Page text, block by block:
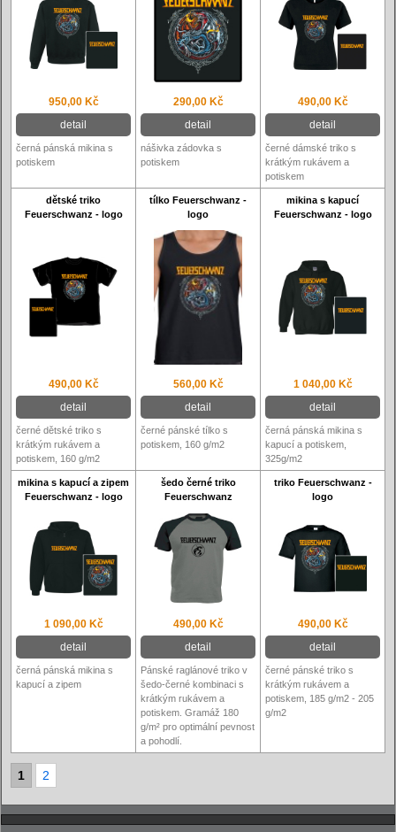
950,00 Kč
detail
290,00 Kč
detail
490,00 Kč
detail
černá pánská mikina s
potiskem
nášivka zádovka s
potiskem
černé dámské triko s
krátkým rukávem a
potiskem
dětské triko
Feuerschwanz - logo
tílko Feuerschwanz -
logo
mikina s kapucí
Feuerschwanz - logo
490,00 Kč
detail
560,00 Kč
detail
1 040,00 Kč
detail
černé dětské triko s
krátkým rukávem a
potiskem, 160 g/m2
černé pánské tílko s
potiskem, 160 g/m2
černá pánská mikina s
kapucí a potiskem,
325g/m2
mikina s kapucí a zipem
Feuerschwanz - logo
šedo černé triko
Feuerschwanz
triko Feuerschwanz -
logo
1 090,00 Kč
detail
490,00 Kč
detail
490,00 Kč
detail
černá pánská mikina s
kapucí a zipem
Pánské raglánové triko v
šedo-černé kombinaci s
krátkým rukávem a
potiskem. Gramáž 180
g/m² pro optimální pevnost
a pohodlí.
černé pánské triko s
krátkým rukávem a
potiskem, 185 g/m2 - 205
g/m2
1 2